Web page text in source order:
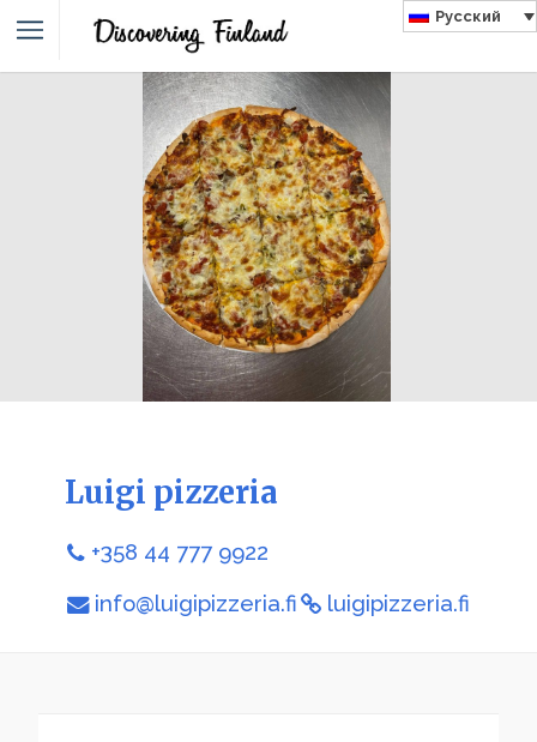
Русский
Luigi pizzeria
+358 44 777 9922
info@luigipizzeria.fi luigipizzeria.fi